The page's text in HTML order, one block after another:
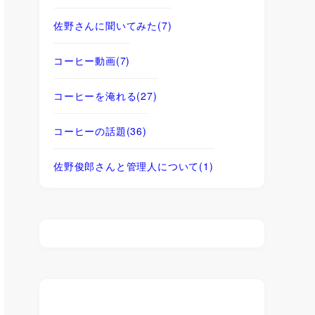
佐野さんに聞いてみた(7)
コーヒー動画(7)
コーヒーを淹れる(27)
コーヒーの話題(36)
佐野俊郎さんと管理人について(1)